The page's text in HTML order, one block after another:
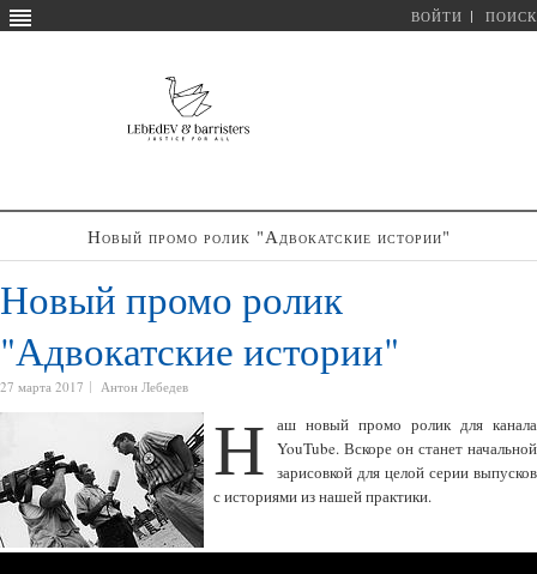
ВОЙТИ ПОИСК
Новый промо ролик "Адвокатские истории"
Новый промо ролик
"Адвокатские истории"
27 марта 2017 Антон Лебедев
Н
аш новый промо ролик для канала
YouTube. Вскоре он станет начальной
зарисовкой для целой серии выпусков
с историями из нашей практики.